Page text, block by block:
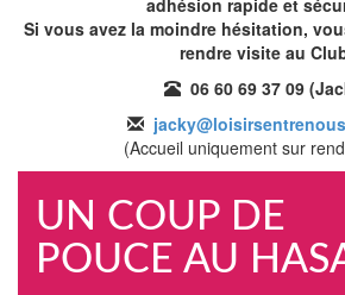
adhésion rapide et
Si vous avez la moindre hésitation,
rendre visite au
06 60 69 37 09
(Accueil uniquement sur
UN COUP DE
POUCE AU